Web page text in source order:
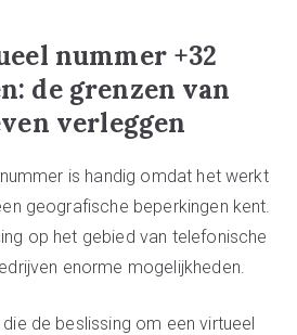
nummer +32
de grenzen van
verleggen
is handig omdat het werkt
geografische beperkingen kent.
op het gebied van telefonische
enorme mogelijkheden.
de beslissing om een virtueel